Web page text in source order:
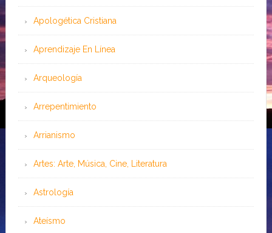
Apologética Cristiana
Aprendizaje En Línea
Arqueología
Arrepentimiento
Arrianismo
Artes: Arte, Música, Cine, Literatura
Astrología
Ateísmo